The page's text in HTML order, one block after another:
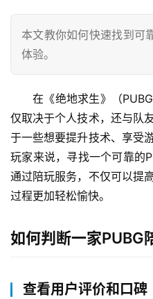
本文教你如何快速找到可
体验。
在《绝地求生》（
仅取决于个人技术，还与队
于一些想要提升技术、享受
玩家来说，寻找一个可靠的
通过陪玩服务，不仅可以提
过程更加轻松愉快。
如何判断一家PUBG
查看用户评价和口碑